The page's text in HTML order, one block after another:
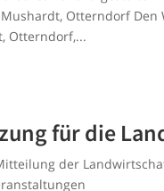
Otterndorf
Otterndorf,...
für die
der